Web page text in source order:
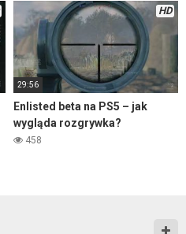
HD
29:56
Enlisted beta na PS5 – jak
wygląda rozgrywka?
458